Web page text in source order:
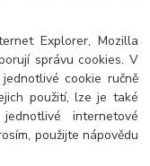
Explorer, Mozilla
správu cookies. V
cookie ručně
použití, lze je také
internetové
použijte nápovědu